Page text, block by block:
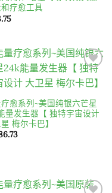
Add to
wishlist
愈系列~美国纯银六芒星
量发生器【 独特宇宙设计
梅尔卡巴】
Add to
wishlist